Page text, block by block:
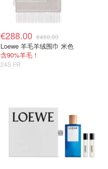
€288.00 €450.00
Loewe 羊毛羊绒围巾 米色
含90%羊毛！
24S FR